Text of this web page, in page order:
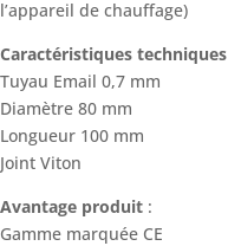
l’appareil de chauffage)
Caractéristiques techniques
Tuyau Email 0,7 mm
Diamètre 80 mm
Longueur 100 mm
Joint Viton
Avantage produit :
Gamme marquée CE